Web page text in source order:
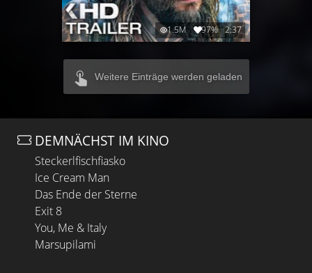
1.5M 97% 2:37
Weitere Einträge werden geladen
DEMNÄCHST IM KINO
Steckerlfischfiasko
Ice Cream Man
Das Ende der Sterne
Exit 8
You, Me & Italy
Marsupilami